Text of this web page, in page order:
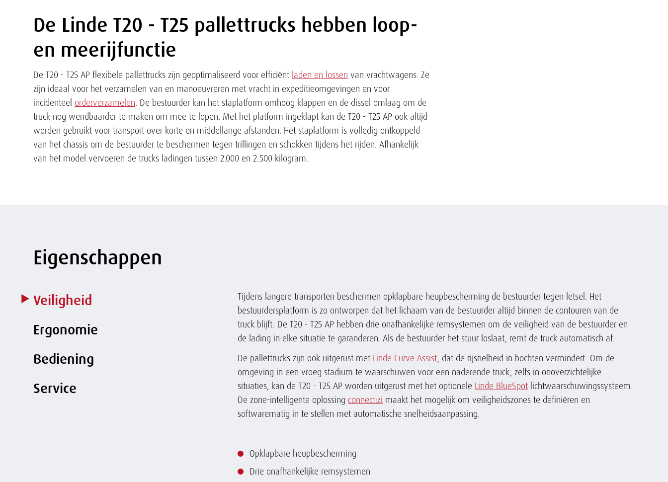
Tekst
De Linde T20 - T25 pallettrucks hebben loop-
en meerijfunctie
De T20 - T25 AP flexibele pallettrucks zijn geoptimaliseerd voor efficiënt laden en lossen van vrachtwagens. Ze
zijn ideaal voor het verzamelen van en manoeuvreren met vracht in expeditieomgevingen en voor
incidenteel orderverzamelen . De bestuurder kan het staplatform omhoog klappen en de dissel omlaag om de
truck nog wendbaarder te maken om mee te lopen. Met het platform ingeklapt kan de T20 - T25 AP ook altijd
worden gebruikt voor transport over korte en middellange afstanden. Het staplatform is volledig ontkoppeld
van het chassis om de bestuurder te beschermen tegen trillingen en schokken tijdens het rijden. Afhankelijk
van het model vervoeren de trucks ladingen tussen 2.000 en 2.500 kilogram.
Eigenschappen
Veiligheid
Ergonomie
Bediening
Service
Tijdens langere transporten beschermen opklapbare heupbescherming de bestuurder tegen letsel. Het
bestuurdersplatform is zo ontworpen dat het lichaam van de bestuurder altijd binnen de contouren van de
truck blijft. De T20 - T25 AP hebben drie onafhankelijke remsystemen om de veiligheid van de bestuurder en
de lading in elke situatie te garanderen. Als de bestuurder het stuur loslaat, remt de truck automatisch af.
De pallettrucks zijn ook uitgerust met Linde Curve Assist , dat de rijsnelheid in bochten vermindert. Om de
omgeving in een vroeg stadium te waarschuwen voor een naderende truck, zelfs in onoverzichtelijke
situaties, kan de T20 - T25 AP worden uitgerust met het optionele Linde BlueSpot lichtwaarschuwingssysteem.
De zone-intelligente oplossing connect:zi maakt het mogelijk om veiligheidszones te definiëren en
softwarematig in te stellen met automatische snelheidsaanpassing.
Opklapbare heupbescherming
Drie onafhankelijke remsystemen